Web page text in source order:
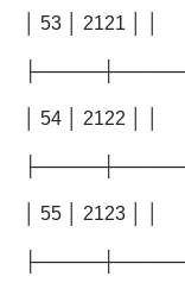
│ 53 │ 2121 │ │
│ 54 │ 2122 │ │
│ 55 │ 2123 │ │